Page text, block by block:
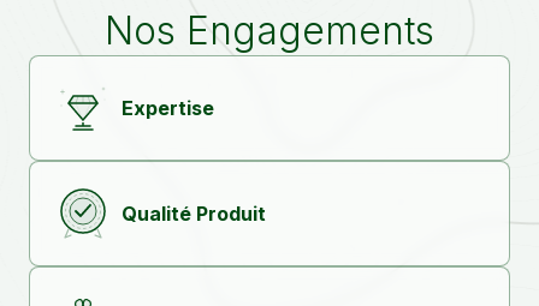
Nos Engagements
Expertise
Qualité Produit